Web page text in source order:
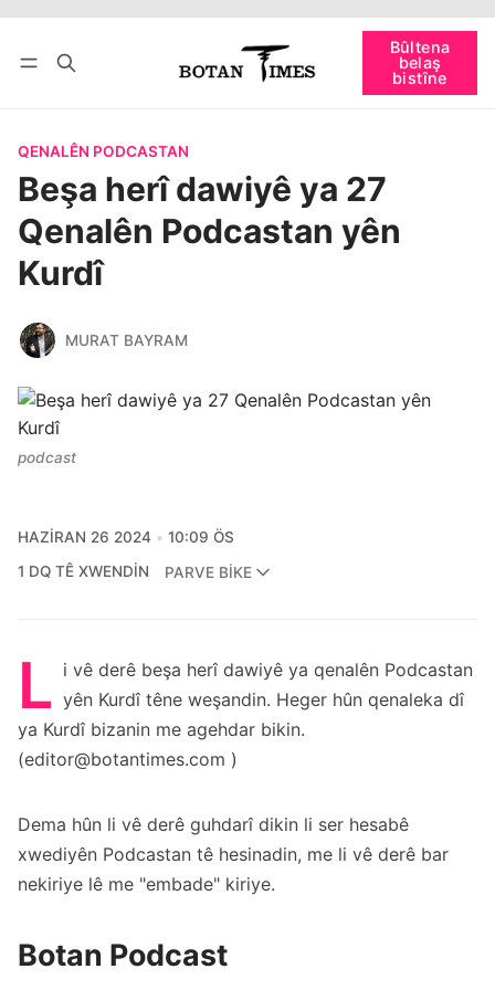
Bûltena
belaş
bistîne
Têkevê Bûltena belaş bistîne
QENALÊN PODCASTAN
Beşa herî dawiyê ya 27
Qenalên Podcastan yên
Kurdî
MURAT BAYRAM
podcast
HAZIRAN 26 2024
10:09 ÖS
1 DQ TÊ XWENDIN
PARVE BIKE
L i vê derê beşa herî dawiyê ya qenalên Podcastan
yên Kurdî têne weşandin. Heger hûn qenaleka dî
ya Kurdî bizanin me agehdar bikin.
(editor@botantimes.com )
Dema hûn li vê derê guhdarî dikin li ser hesabê
xwediyên Podcastan tê hesinadin, me li vê derê bar
nekiriye lê me "embade" kiriye.
Botan Podcast